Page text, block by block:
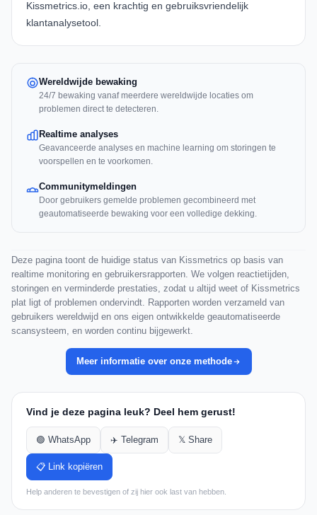
Kissmetrics.io, een krachtig en gebruiksvriendelijk
klantanalysetool.
Wereldwijde bewaking
24/7 bewaking vanaf meerdere wereldwijde locaties om
problemen direct te detecteren.
Realtime analyses
Geavanceerde analyses en machine learning om storingen te
voorspellen en te voorkomen.
Communitymeldingen
Door gebruikers gemelde problemen gecombineerd met
geautomatiseerde bewaking voor een volledige dekking.
Deze pagina toont de huidige status van Kissmetrics op basis van
realtime monitoring en gebruikersrapporten. We volgen reactietijden,
storingen en verminderde prestaties, zodat u altijd weet of Kissmetrics
plat ligt of problemen ondervindt. Rapporten worden verzameld van
gebruikers wereldwijd en ons eigen ontwikkelde geautomatiseerde
scansysteem, en worden continu bijgewerkt.
Meer informatie over onze methode
Vind je deze pagina leuk? Deel hem gerust!
🟢 WhatsApp ✈️ Telegram 𝕏 Share
📋 Link kopiëren
Help anderen te bevestigen of zij hier ook last van hebben.